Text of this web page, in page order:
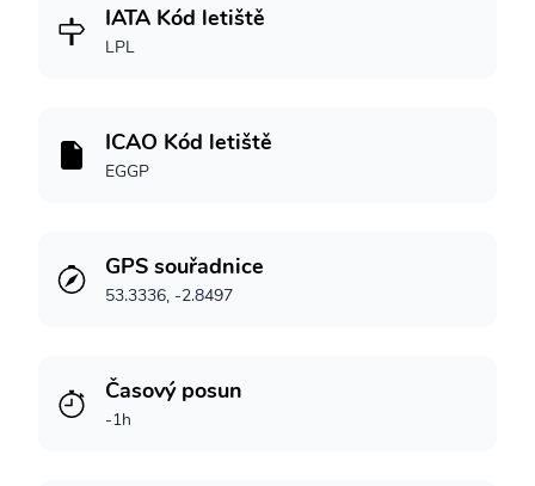
IATA Kód letiště
LPL
ICAO Kód letiště
EGGP
GPS souřadnice
53.3336, -2.8497
Časový posun
-1h